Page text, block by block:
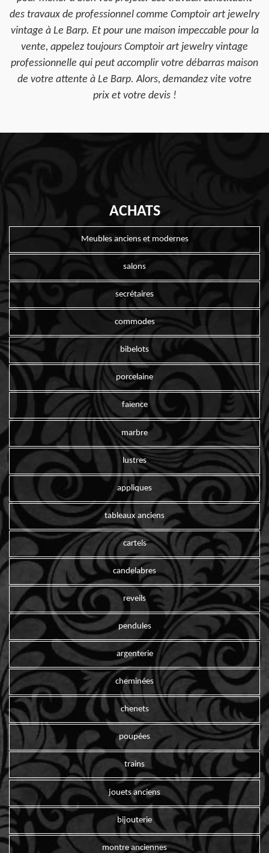
des travaux de professionnel comme Comptoir art jewelry
vintage à Le Barp. Et pour une maison impeccable pour la
vente, appelez toujours Comptoir art jewelry vintage
professionnelle qui peut accomplir votre débarras maison
de votre attente à Le Barp. Alors, demandez vite votre
prix et votre devis !
ACHATS
Meubles anciens et modernes
salons
secrétaires
commodes
bibelots
porcelaine
faïence
marbre
lustres
appliques
tableaux anciens
cartels
candelabres
reveils
pendules
argenterie
cheminées
chenets
poupées
trains
jouets anciens
bijouterie
montre anciennes